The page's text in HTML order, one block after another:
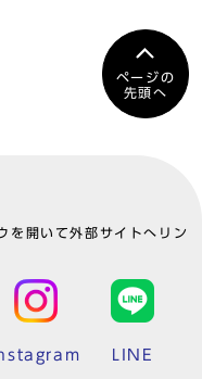
ページの
先頭へ
を開いて外部サイトへリン
LINE